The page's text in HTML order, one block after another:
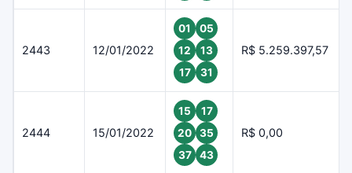
2443 12/01/2022
01
05
12
13
17
31
R$ 5.259.397,57
2444 15/01/2022
15
17
20
35
37
43
R$ 0,00